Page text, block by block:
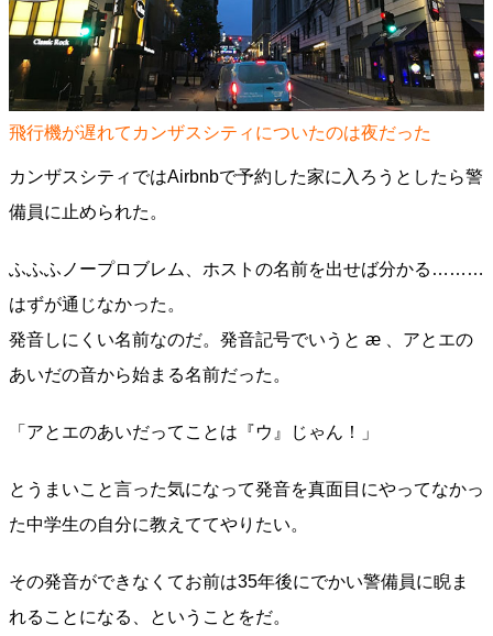
飛行機が遅れてカンザスシティについたのは夜だった
カンザスシティではAirbnbで予約した家に入ろうとしたら警
備員に止められた。
ふふふノープロブレム、ホストの名前を出せば分かる………
はずが通じなかった。
発音しにくい名前なのだ。発音記号でいうと ӕ 、アとエの
あいだの音から始まる名前だった。
「アとエのあいだってことは『ウ』じゃん！」
とうまいこと言った気になって発音を真面目にやってなかっ
た中学生の自分に教えててやりたい。
その発音ができなくてお前は35年後にでかい警備員に睨ま
れることになる、ということをだ。